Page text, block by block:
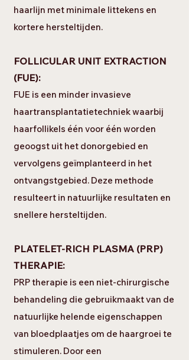
haarlijn met minimale littekens en
kortere hersteltijden.
FOLLICULAR UNIT EXTRACTION
(FUE):
FUE is een minder invasieve
haartransplantatietechniek waarbij
haarfollikels één voor één worden
geoogst uit het donorgebied en
vervolgens geïmplanteerd in het
ontvangstgebied. Deze methode
resulteert in natuurlijke resultaten en
snellere hersteltijden.
PLATELET-RICH PLASMA (PRP)
THERAPIE:
PRP therapie is een niet-chirurgische
behandeling die gebruikmaakt van de
natuurlijke helende eigenschappen
van bloedplaatjes om de haargroei te
stimuleren. Door een